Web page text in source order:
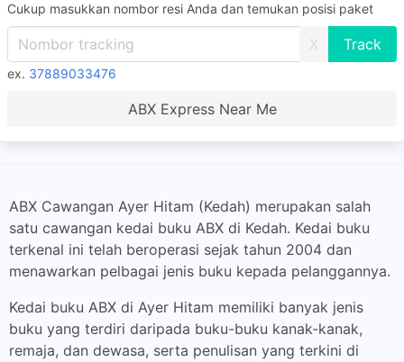
Cukup masukkan nombor resi Anda dan temukan posisi paket
X
ex. 37889033476
ABX Express Near Me
ABX Cawangan Ayer Hitam (Kedah) merupakan salah
satu cawangan kedai buku ABX di Kedah. Kedai buku
terkenal ini telah beroperasi sejak tahun 2004 dan
menawarkan pelbagai jenis buku kepada pelanggannya.
Kedai buku ABX di Ayer Hitam memiliki banyak jenis
buku yang terdiri daripada buku-buku kanak-kanak,
remaja, dan dewasa, serta penulisan yang terkini di